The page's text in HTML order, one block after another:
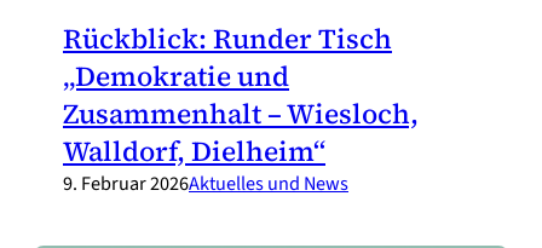
Rückblick: Runder Tisch
„Demokratie und
Zusammenhalt – Wiesloch,
Walldorf, Dielheim“
9. Februar 2026Aktuelles und News